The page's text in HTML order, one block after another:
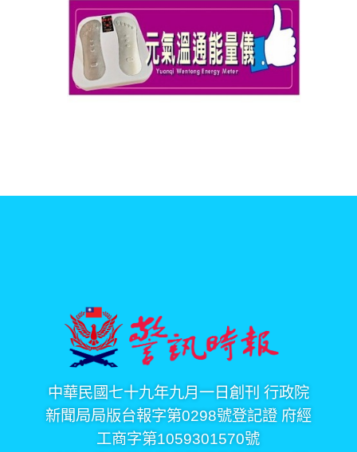
中華民國七十九年九月一日創刊 行政院
新聞局局版台報字第0298號登記證 府經
工商字第1059301570號